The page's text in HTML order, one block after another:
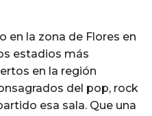
en la zona de Flores en
estadios más
en la región
del pop, rock
esa sala. Que una